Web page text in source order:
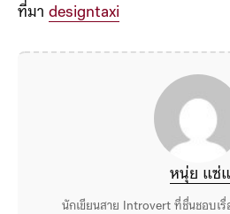
ที่มา designtaxi
หนุ่ย แซ่
นักเขียนสาย Introvert ที่ชื่นชอบเ